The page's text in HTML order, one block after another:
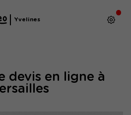
Yvelines
devis en ligne à